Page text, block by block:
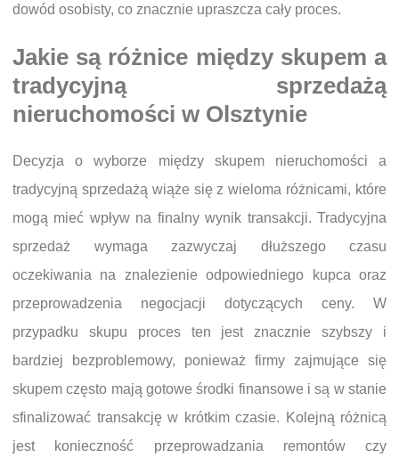
dowód osobisty, co znacznie upraszcza cały proces.
Jakie są różnice między skupem a
tradycyjną sprzedażą
nieruchomości w Olsztynie
Decyzja o wyborze między skupem nieruchomości a
tradycyjną sprzedażą wiąże się z wieloma różnicami, które
mogą mieć wpływ na finalny wynik transakcji. Tradycyjna
sprzedaż wymaga zazwyczaj dłuższego czasu
oczekiwania na znalezienie odpowiedniego kupca oraz
przeprowadzenia negocjacji dotyczących ceny. W
przypadku skupu proces ten jest znacznie szybszy i
bardziej bezproblemowy, ponieważ firmy zajmujące się
skupem często mają gotowe środki finansowe i są w stanie
sfinalizować transakcję w krótkim czasie. Kolejną różnicą
jest konieczność przeprowadzania remontów czy